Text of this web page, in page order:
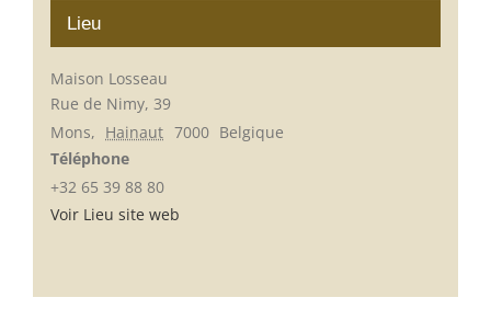
Lieu
Maison Losseau
Rue de Nimy, 39
Mons, Hainaut 7000 Belgique
Téléphone
+32 65 39 88 80
Voir Lieu site web